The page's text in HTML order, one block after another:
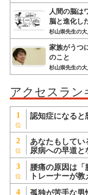
人間の脳
脳と進化し
杉山崇先生の
家族がうつ
のこと
杉山崇先生の
アクセスラン
1 認知症になると
2 あなたもして
尿病への早道と
3 腰痛の原因は
トレーナーが
4 孤独が苦手な男